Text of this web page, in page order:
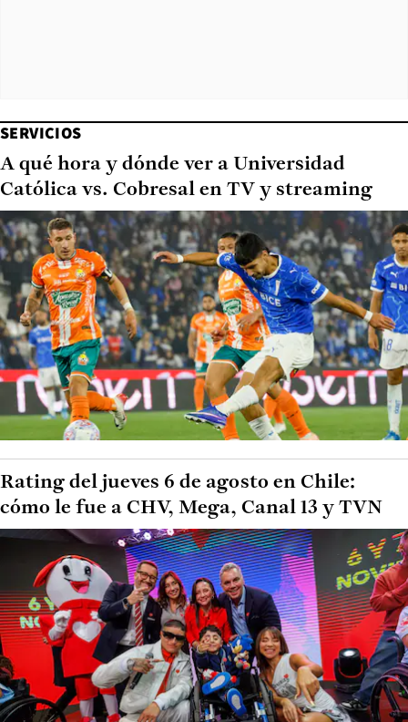
SERVICIOS
A qué hora y dónde ver a Universidad
Católica vs. Cobresal en TV y streaming
Rating del jueves 6 de agosto en Chile:
cómo le fue a CHV, Mega, Canal 13 y TVN